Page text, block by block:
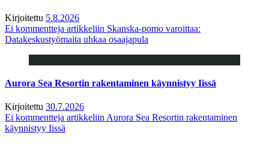
Kirjoitettu 5.8.2026
Ei kommentteja artikkeliin Skanska-pomo varoittaa:
Datakeskustyömaita uhkaa osaajapula
Aurora Sea Resortin rakentaminen käynnistyy Iissä
Kirjoitettu 30.7.2026
Ei kommentteja artikkeliin Aurora Sea Resortin rakentaminen
käynnistyy Iissä